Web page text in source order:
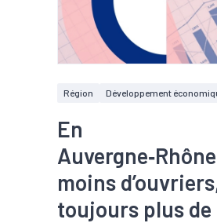
Région Développement
En
moins
toujours plus de